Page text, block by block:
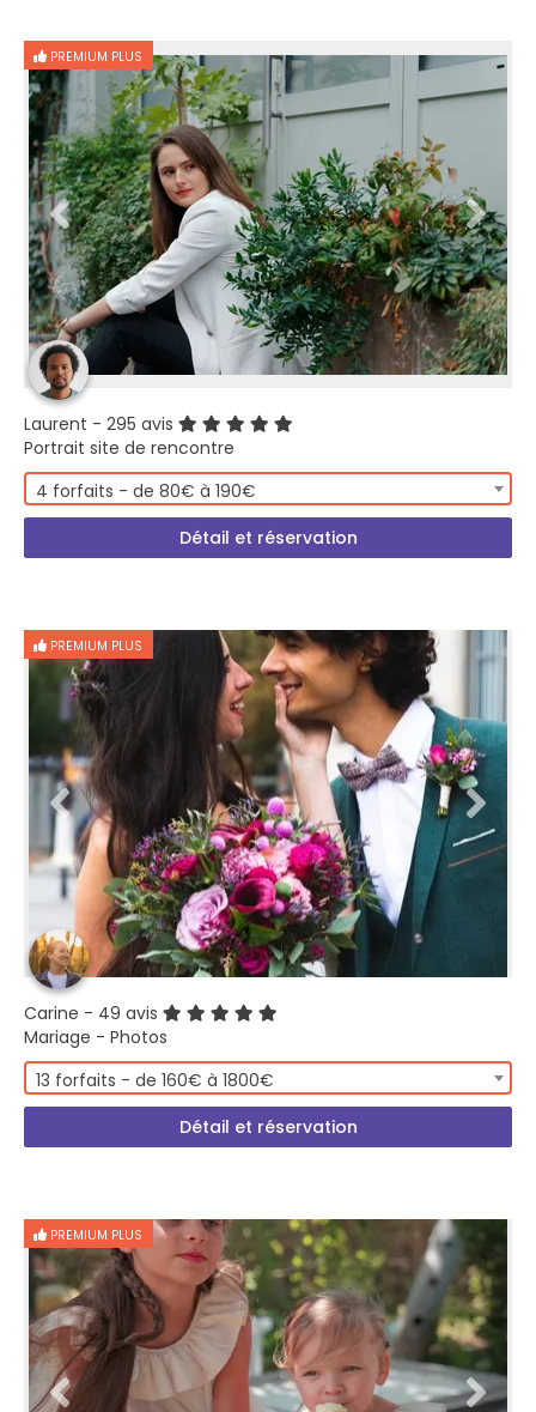
PREMIUM PLUS
Laurent - 295 avis
Portrait site de rencontre
4 forfaits - de 80€ à 190€
Détail et réservation
PREMIUM PLUS
Carine - 49 avis
Mariage - Photos
13 forfaits - de 160€ à 1800€
Détail et réservation
PREMIUM PLUS